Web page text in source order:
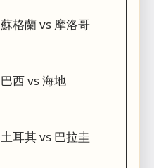
蘇格蘭 vs 摩洛哥
巴西 vs 海地
土耳其 vs 巴拉圭